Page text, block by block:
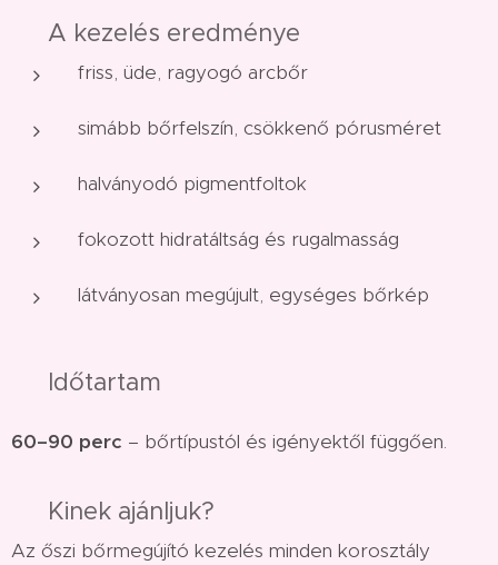
✨ A kezelés eredménye
friss, üde, ragyogó arcbőr
simább bőrfelszín, csökkenő pórusméret
halványodó pigmentfoltok
fokozott hidratáltság és rugalmasság
látványosan megújult, egységes bőrkép
⏱ Időtartam
60–90 perc – bőrtípustól és igényektől függően.
🧴 Kinek ajánljuk?
Az őszi bőrmegújító kezelés minden korosztály